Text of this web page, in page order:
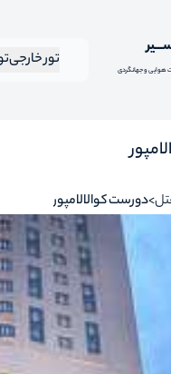
و جهانگردی تور خارجی
دورست کوالالامپور